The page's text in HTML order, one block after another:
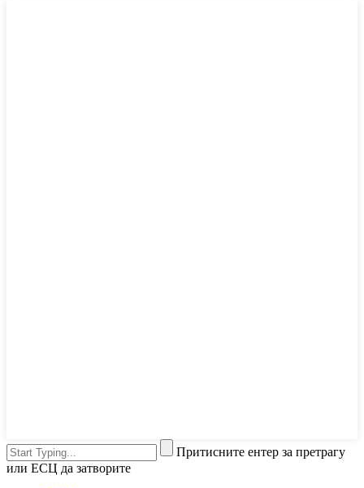
Притисните ентер за претрагу
или ЕСЦ да затворите